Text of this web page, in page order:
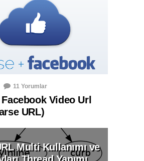
11 Yorumlar
Video Url
URL)
Multi Kullanımı ve